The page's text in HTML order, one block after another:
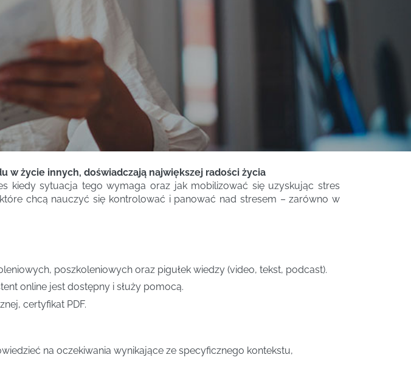
w życie innych, doświadczają największej radości życia
kiedy sytuacja tego wymaga oraz jak mobilizować się uzyskując stres
chcą nauczyć się kontrolować i panować nad stresem – zarówno w
poszkoleniowych oraz pigułek wiedzy (video, tekst, podcast).
online jest dostępny i służy pomocą.
certyfikat PDF.
na oczekiwania wynikające ze specyficznego kontekstu,